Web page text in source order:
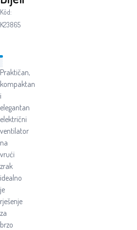
Kôd:
K23865
Praktičan,
kompaktan
i
elegantan
električni
ventilator
na
vrući
zrak
idealno
je
rješenje
za
brzo